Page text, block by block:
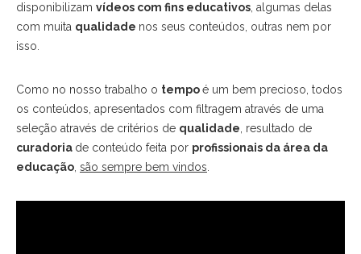
disponibilizam vídeos com fins educativos , algumas delas
com muita qualidade nos seus conteúdos, outras nem por
isso.
Como no nosso trabalho o tempoé um bem precioso, todos
os conteúdos, apresentados com filtragem através de uma
seleção através de critérios de qualidade , resultado de
curadoria de conteúdo feita por profissionais da área da
educação são sempre bem vindos